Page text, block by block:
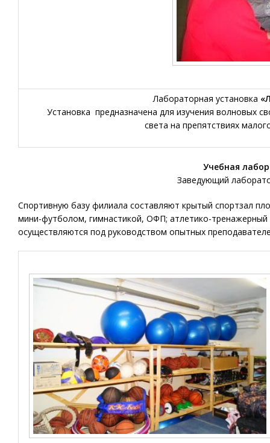
Лабораторная установка
Установка предназначена для изучения волновых
света на препятствиях
Учебная
Заведующий
Спортивную базу филиала составляют крытый спортзал
мини-футболом, гимнастикой, ОФП; атлетико-
осуществляются под руководством опытных